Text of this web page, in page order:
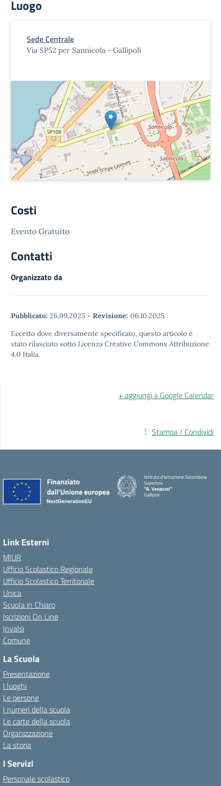
Luogo
Sede Centrale
Via SP52 per Sannicola - Gallipoli
Costi
Evento Gratuito
Contatti
Organizzato da
Pubblicato: 26.09.2025 - Revisione: 06.10.2025
Eccetto dove diversamente specificato, questo articolo è
stato rilasciato sotto Licenza Creative Commons Attribuzione
4.0 Italia.
+ aggiungi a Google Calendar
Stampa / Condividi
Istituto d'Istruzione Secondaria
Superiore
"A. Vespucci"
Gallipoli
Link Esterni
MIUR
Ufficio Scolastico Regionale
Ufficio Scolastico Territoriale
Unica
Scuola in Chiaro
Iscrizioni On Line
Invalsi
Comune
La Scuola
Presentazione
I luoghi
Le persone
I numeri della scuola
Le carte della scuola
Organizzazione
La storia
I Servizi
Personale scolastico